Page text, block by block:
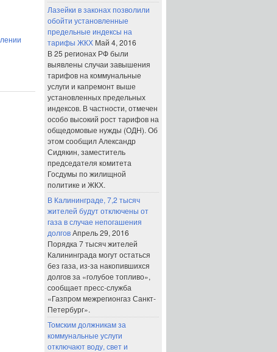
Лазейки в законах позволили
обойти установленные
предельные индексы на
тарифы ЖКХ Май 4, 2016
В 25 регионах РФ были
выявлены случаи завышения
тарифов на коммунальные
услуги и капремонт выше
установленных предельных
индексов. В частности, отмечен
особо высокий рост тарифов на
общедомовые нужды (ОДН). Об
этом сообщил Александр
Сидякин, заместитель
председателя комитета
Госдумы по жилищной
политике и ЖКХ.
В Калининграде, 7,2 тысяч
жителей будут отключены от
газа в случае непогашения
долговАпрель 29, 2016
Порядка 7 тысяч жителей
Калининграда могут остаться
без газа, из-за накопившихся
долгов за «голубое топливо»,
сообщает пресс-служба
«Газпром межрегионгаз Санкт-
Петербург».
Томским должникам за
коммунальные услуги
отключают воду, свет и